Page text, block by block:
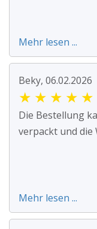
Mehr lesen ...
Beky, 06.02.2026
★ ★ ★ ★ ★
Die Bestellung
verpackt und die
Mehr lesen ...